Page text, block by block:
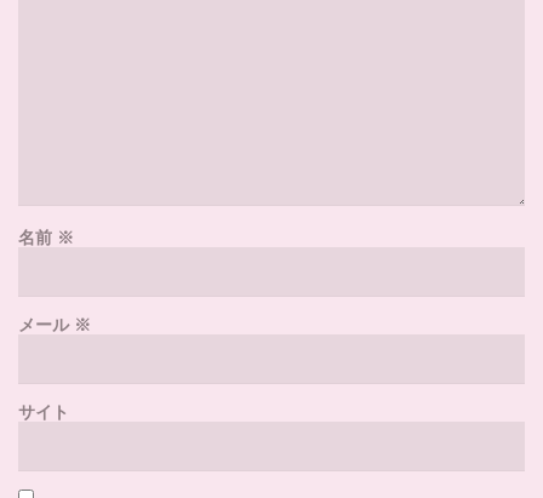
名前 ※
メール※
サイト